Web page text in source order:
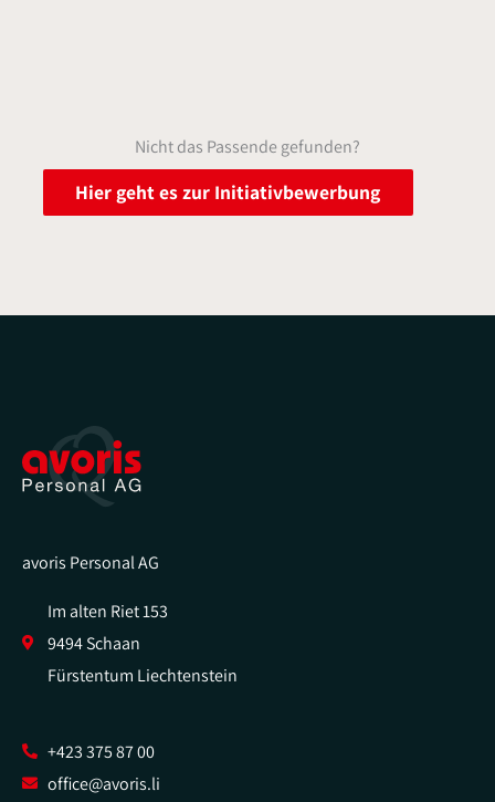
Nicht das Passende gefunden?
Hier geht es zur Initiativbewerbung
avoris Personal AG
Im alten Riet 153
9494 Schaan
Fürstentum Liechtenstein
+423 375 87 00
office@avoris.li